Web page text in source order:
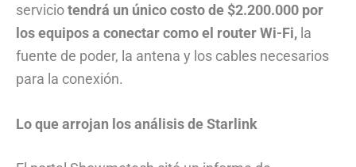
serviciotendrá un único costo de $2.200.000 por
los equipos a conectar como el router Wi-Fi, la
fuente de poder, la antena y los cables necesarios
para la conexión.
Lo que arrojan los análisis de Starlink